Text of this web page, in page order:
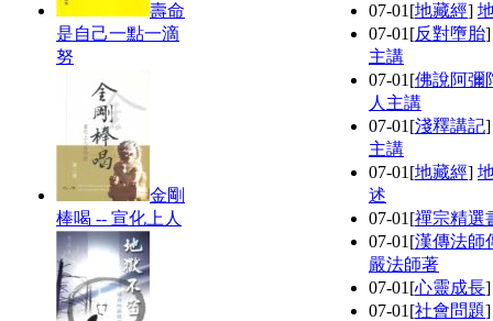
壽命
是自己一點一滴
努
金剛
棒喝 -- 宣化上人
07-01 [地藏經]
07-01 [反對墮胎
主講
07-01 [佛說阿彌
人主講
07-01 [淺釋講記
主講
07-01 [地藏經]
述
07-01 [禪宗精選
07-01 [漢傳法師
嚴法師著
07-01 [心靈成長
07-01 [社會問題